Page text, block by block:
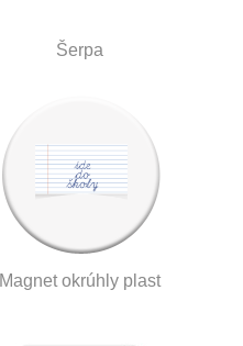
Šerpa
Magnet okrúhly plast